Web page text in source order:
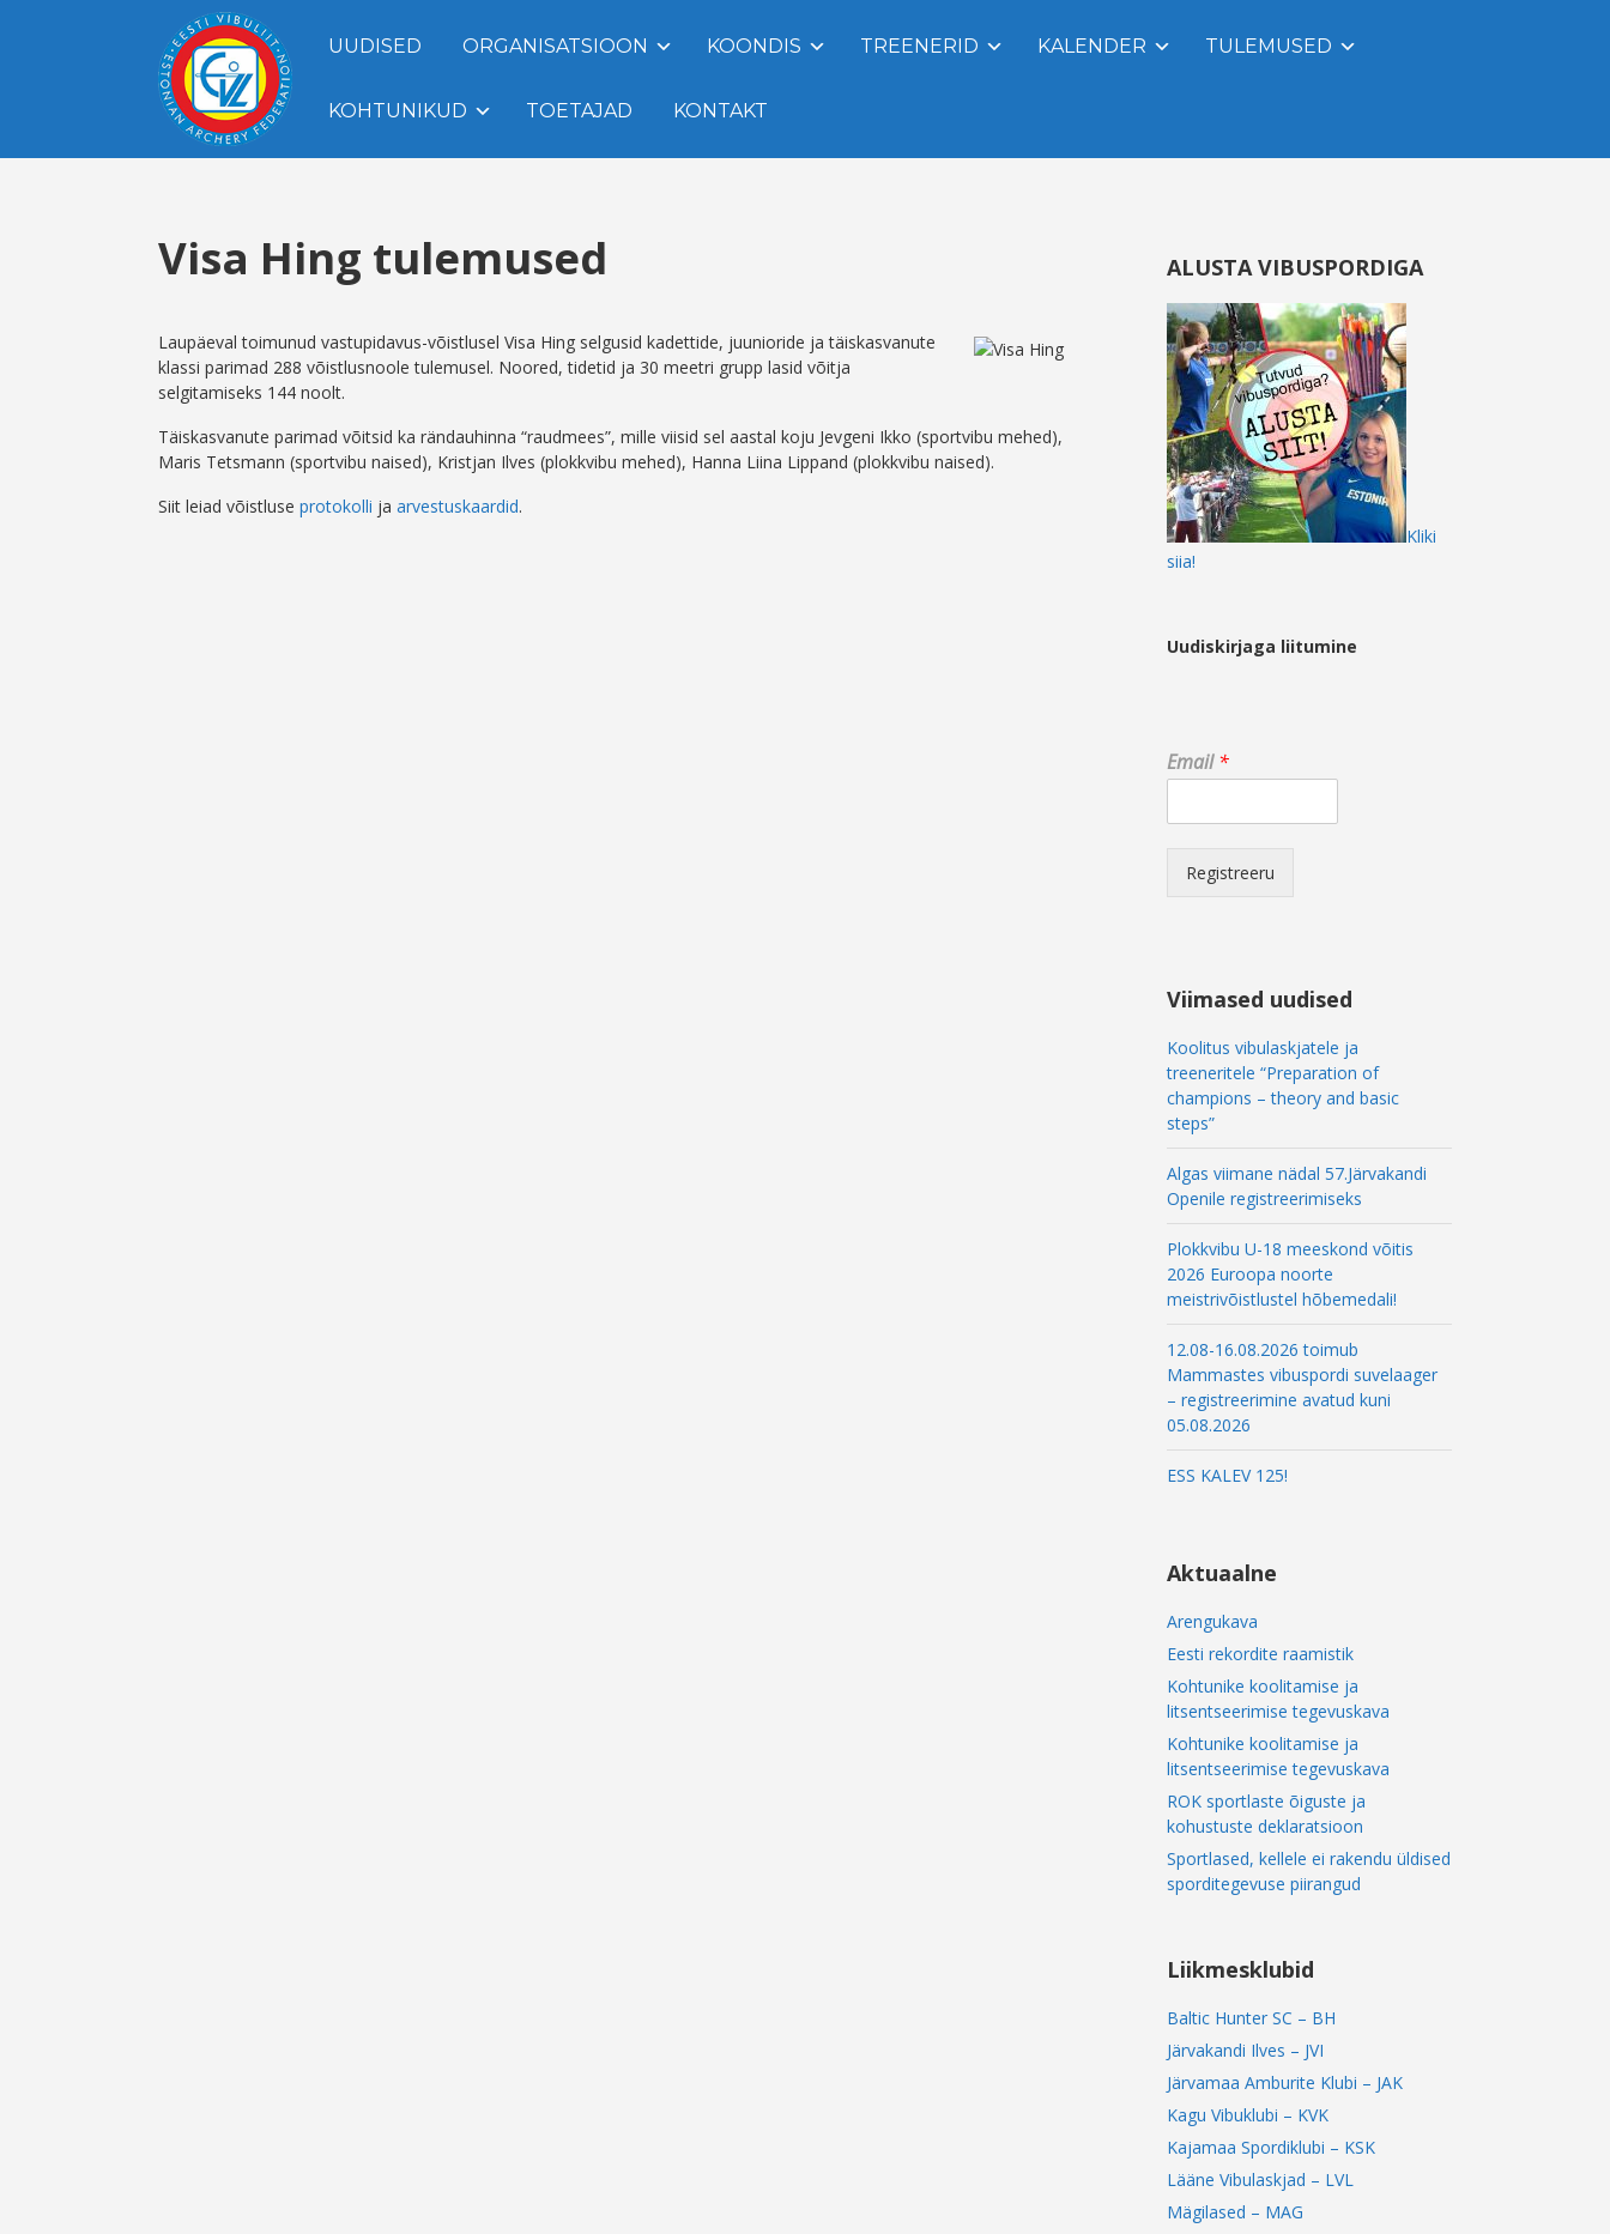
UUDISED ORGANISATSIOON KOONDIS TREENERID KALENDER TULEMUSED
KOHTUNIKUD TOETAJAD KONTAKT
Visa Hing tulemused
Laupäeval toimunud vastupidavus-võistlusel Visa Hing selgusid kadettide, juunioride ja täiskasvanute
klassi parimad 288 võistlusnoole tulemusel. Noored, tidetid ja 30 meetri grupp lasid võitja
selgitamiseks 144 noolt.
Täiskasvanute parimad võitsid ka rändauhinna “raudmees”, mille viisid sel aastal koju Jevgeni Ikko (sportvibu mehed),
Maris Tetsmann (sportvibu naised), Kristjan Ilves (plokkvibu mehed), Hanna Liina Lippand (plokkvibu naised).
Siit leiad võistluse protokolli ja arvestuskaardid.
ALUSTA VIBUSPORDIGA
Kliki
siia!
Uudiskirjaga liitumine
E
m
i
E
m
a
i
l
Email*
Registreeru
Viimased uudised
Koolitus vibulaskjatele ja
treeneritele “Preparation of
champions – theory and basic
steps”
Algas viimane nädal 57.Järvakandi
Openile registreerimiseks
Plokkvibu U-18 meeskond võitis
2026 Euroopa noorte
meistrivõistlustel hõbemedali!
12.08-16.08.2026 toimub
Mammastes vibuspordi suvelaager
– registreerimine avatud kuni
05.08.2026
ESS KALEV 125!
Aktuaalne
Arengukava
Eesti rekordite raamistik
Kohtunike koolitamise ja
litsentseerimise tegevuskava
Kohtunike koolitamise ja
litsentseerimise tegevuskava
ROK sportlaste õiguste ja
kohustuste deklaratsioon
Sportlased, kellele ei rakendu üldised
sporditegevuse piirangud
Liikmesklubid
Baltic Hunter SC – BH
Järvakandi Ilves – JVI
Järvamaa Amburite Klubi – JAK
Kagu Vibuklubi – KVK
Kajamaa Spordiklubi – KSK
Lääne Vibulaskjad – LVL
Mägilased – MAG